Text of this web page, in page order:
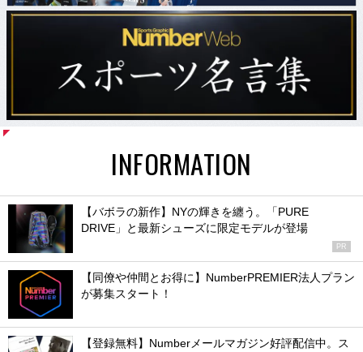
INFORMATION
【バボラの新作】NYの輝きを纏う。「PURE
DRIVE」と最新シューズに限定モデルが登場
PR
【同僚や仲間とお得に】NumberPREMIER法人プラン
が募集スタート！
【登録無料】Numberメールマガジン好評配信中。ス